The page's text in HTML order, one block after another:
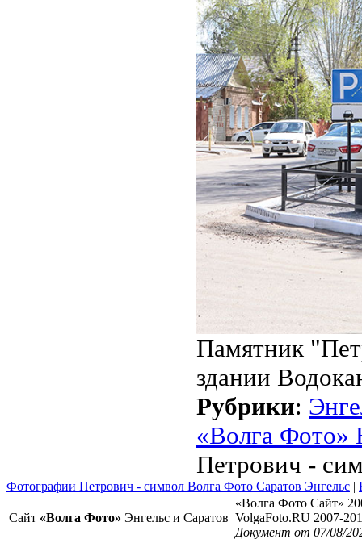
Памятник
здании
Рубрики:
«Волга Фото»
Петрович -
Фотографии Петрович - символ Волга Фото Саратов Энгельс |
Сайт «Волга Фото» Энгельс и Саратов
«Волга Фото Сайт»
VolgaFoto.RU 2007-
Документ от 07/08/